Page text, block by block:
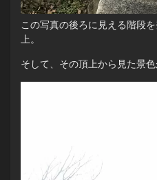
この写真の後ろに見える階段
上。
そして、その頂上から見た景色